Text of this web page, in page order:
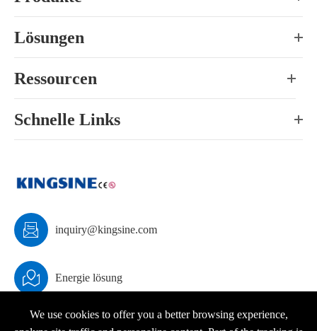
Lösungen
Ressourcen
Schnelle Links
 inquiry@kingsine.com
 Energie lösung
We use cookies to offer you a better browsing experience,